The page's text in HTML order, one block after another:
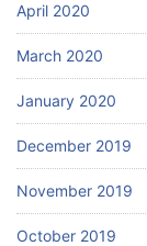
April 2020
March 2020
January 2020
December 2019
November 2019
October 2019